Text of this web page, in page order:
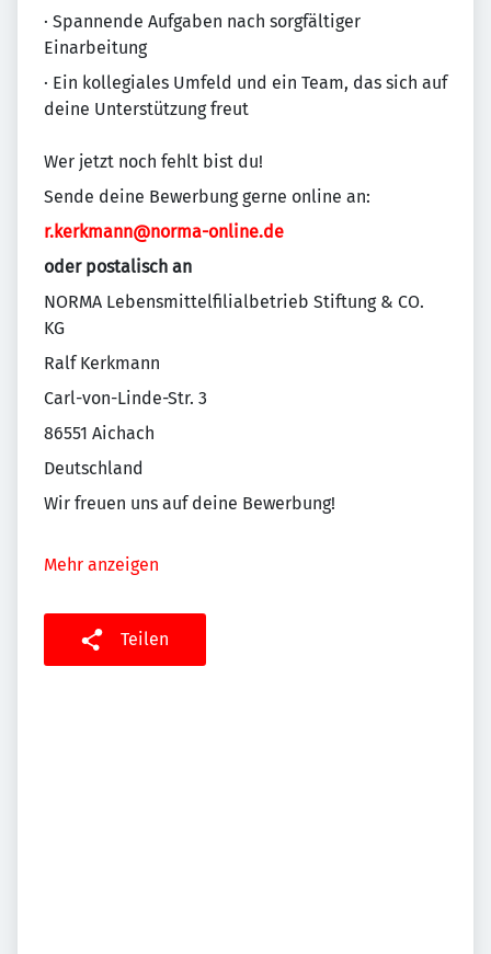
· Spannende Aufgaben nach sorgfältiger
Einarbeitung
· Ein kollegiales Umfeld und ein Team, das sich auf
deine Unterstützung freut
Wer jetzt noch fehlt bist du!
Sende deine Bewerbung gerne online an:
r.kerkmann@norma-online.de
oder postalisch an
NORMA Lebensmittelfilialbetrieb Stiftung & CO.
KG
Ralf Kerkmann
Carl-von-Linde-Str. 3
86551 Aichach
Deutschland
Wir freuen uns auf deine Bewerbung!
Mehr anzeigen
Teilen